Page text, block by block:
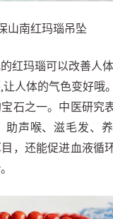
山南红玛瑙吊坠
红玛瑙可以改善人
人体的气色变好哦
石之一。中医研究
助声喉、滋毛发、
，还能促进血液循